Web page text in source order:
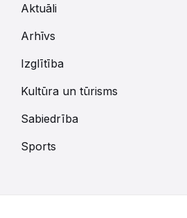
Aktuāli
Arhīvs
Izglītība
Kultūra un tūrisms
Sabiedrība
Sports